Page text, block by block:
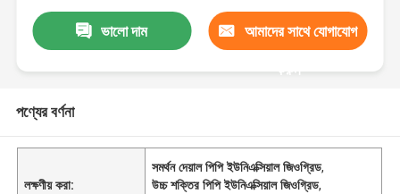
ভালো দাম আমাদের সাথে যোগাযোগ
করুন
পণ্যের বর্ণনা
লক্ষণীয় করা:
সমর্থন দেয়াল পিপি ইউনিএক্সিয়াল জিওগ্রিড,
উচ্চ শক্তির পিপি ইউনিএক্সিয়াল জিওগ্রিড,